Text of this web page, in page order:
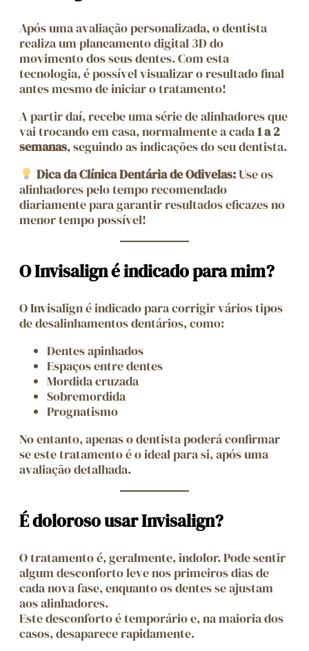
Após uma avaliação personalizada, o dentista
realiza um planeamento digital 3D do
movimento dos seus dentes. Com esta
tecnologia, é possível visualizar o resultado final
antes mesmo de iniciar o tratamento!
A partir daí, recebe uma série de alinhadores que
vai trocando em casa, normalmente a cada1 a 2
semanas, seguindo as indicações do seu dentista.
Dica da Clínica Dentária de Odivelas:Use os
alinhadores pelo tempo recomendado
diariamente para garantir resultados eficazes no
menor tempo possível!
O Invisalign é indicado para mim?
O Invisalign é indicado para corrigir vários tipos
de desalinhamentos dentários, como:
Dentes apinhados
Espaços entre dentes
Mordida cruzada
Sobremordida
Prognatismo
No entanto, apenas o dentista poderá confirmar
se este tratamento é o ideal para si, após uma
avaliação detalhada.
É doloroso usar Invisalign?
O tratamento é, geralmente, indolor. Pode sentir
algum desconforto leve nos primeiros dias de
cada nova fase, enquanto os dentes se ajustam
aos alinhadores.
Este desconforto é temporário e, na maioria dos
casos, desaparece rapidamente.